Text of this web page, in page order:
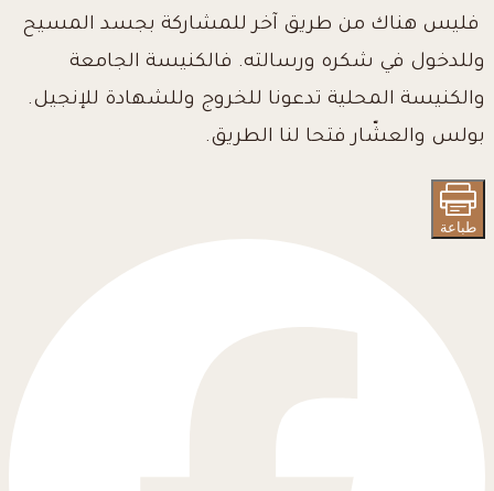
فليس هناك من طريق آخر للمشاركة بجسد المسيح
وللدخول في شكره ورسالته. فالكنيسة الجامعة
والكنيسة المحلية تدعونا للخروج وللشهادة للإنجيل.
بولس والعشّار فتحا لنا الطريق.
طباعة